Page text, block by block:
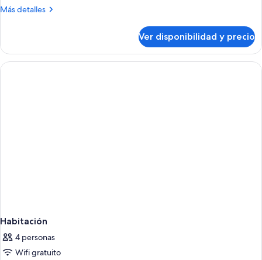
1Más detalles
Más
individual
clásica,
1
Ver disponibilidad y precio
Habitación
4 personas
Wifi gratuito